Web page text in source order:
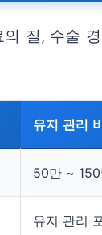
질, 수술
유지 관리
50만 ~
유지 관리